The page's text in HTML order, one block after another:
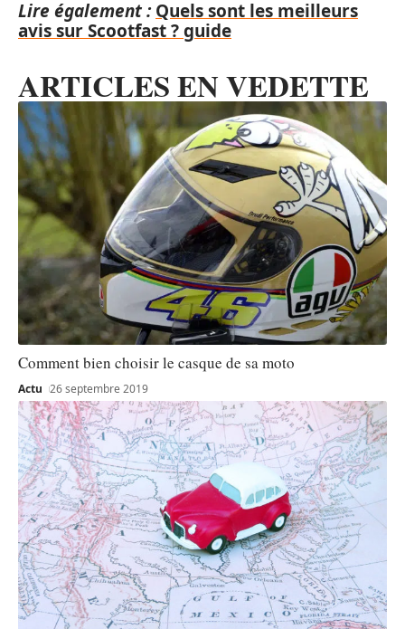
Lire également : Quels sont les meilleurs
avis sur Scootfast ? guide
ARTICLES EN VEDETTE
Comment bien choisir le casque de sa moto
Actu 26 septembre 2019